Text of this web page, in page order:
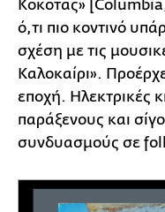
Κόκοτας»
ό,τι πιο κοντινό
σχέση με τις
Καλοκαίρι».
εποχή. Ηλεκτρικές
παράξενους και
συνδυασμούς σε